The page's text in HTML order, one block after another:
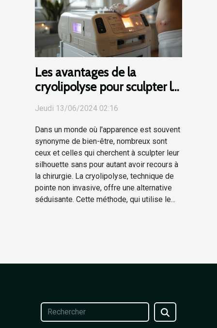
Les avantages de la
cryolipolyse pour sculpter le
corps sans chirurgie
Jeudi 13/06/2024 02:16
Dans un monde où l'apparence est souvent
synonyme de bien-être, nombreux sont
ceux et celles qui cherchent à sculpter leur
silhouette sans pour autant avoir recours à
la chirurgie. La cryolipolyse, technique de
pointe non invasive, offre une alternative
séduisante. Cette méthode, qui utilise le...